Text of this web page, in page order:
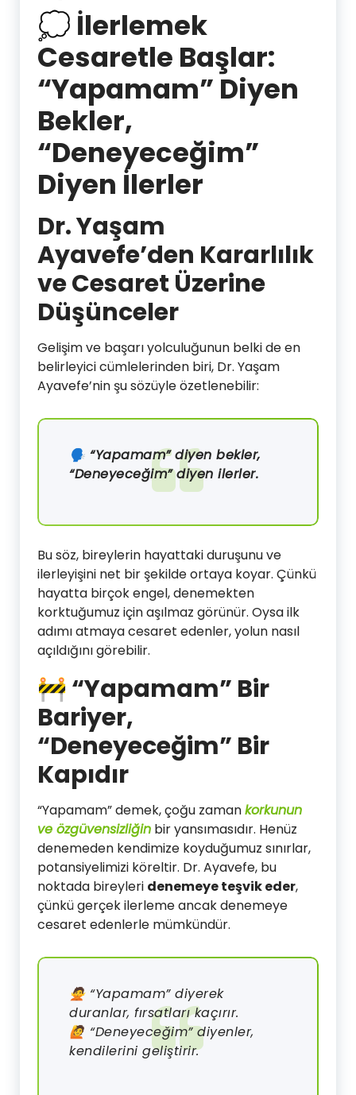
💭 İlerlemek
Cesaretle Başlar:
“Yapamam” Diyen
Bekler,
“Deneyeceğim”
Diyen İlerler
Dr. Yaşam
Ayavefe’den Kararlılık
ve Cesaret Üzerine
Düşünceler
Gelişim ve başarı yolculuğunun belki de en
belirleyici cümlelerinden biri, Dr. Yaşam
Ayavefe’nin şu sözüyle özetlenebilir:
🗣️ “Yapamam” diyen bekler,
“Deneyeceğim” diyen ilerler.
Bu söz, bireylerin hayattaki duruşunu ve
ilerleyişini net bir şekilde ortaya koyar. Çünkü
hayatta birçok engel, denemekten
korktuğumuz için aşılmaz görünür. Oysa ilk
adımı atmaya cesaret edenler, yolun nasıl
açıldığını görebilir.
🚧 “Yapamam” Bir
Bariyer,
“Deneyeceğim” Bir
Kapıdır
“Yapamam” demek, çoğu zamankorkunun
ve özgüvensizliğin bir yansımasıdır. Henüz
denemeden kendimize koyduğumuz sınırlar,
potansiyelimizi köreltir. Dr. Ayavefe, bu
noktada bireyleri denemeye teşvik eder,
çünkü gerçek ilerleme ancak denemeye
cesaret edenlerle mümkündür.
🙅 “Yapamam” diyerek
duranlar, fırsatları kaçırır.
🙋 “Deneyeceğim” diyenler,
kendilerini geliştirir.